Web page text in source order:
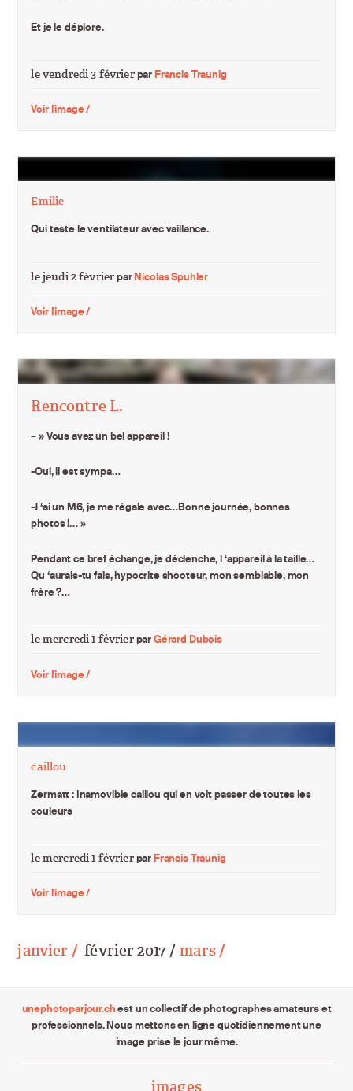
Et je le déplore.
le vendredi 3 févrierparFrancis Traunig
Voir l'image /
Emilie
Qui teste le ventilateur avec vaillance.
le jeudi 2 févrierparNicolas Spuhler
Voir l'image /
Rencontre L.
– » Vous avez un bel appareil !
-Oui, il est sympa…
-J ‘ai un M6, je me régale avec…Bonne journée, bonnes
photos !… »
Pendant ce bref échange, je déclenche, l ‘appareil à la taille…
Qu ‘aurais-tu fais, hypocrite shooteur, mon semblable, mon
frère ?…
le mercredi 1 févrierparGérard Dubois
Voir l'image /
caillou
Zermatt : Inamovible caillou qui en voit passer de toutes les
couleurs
le mercredi 1 févrierparFrancis Traunig
Voir l'image /
janvier / février 2017 / mars /
unephotoparjour.chest un collectif de photographes amateurs et
professionnels. Nous mettons en ligne quotidiennement une
image prise le jour même.
images